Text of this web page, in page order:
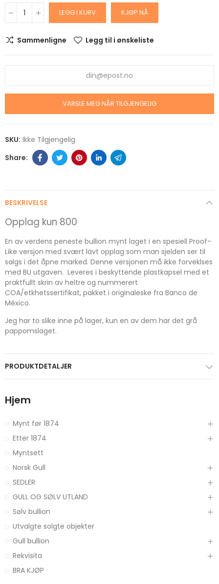
LEGG I KURV KJØP NÅ
Sammenligne Legg til i ønskeliste
VARSLE MEG NÅR TILGJENGELIG
SKU: Ikke Tilgjengelig
BESKRIVELSE
Opplag kun 800
En av verdens peneste bullion mynt laget i en spesiell Proof-
Like versjon med svært lavt opplag som man sjelden ser til
salgs i det åpne marked. Denne versjonen må ikke forveklses
med BU utgaven. Leveres i beskyttende plastkapsel med et
praktfullt skrin av heltre og nummerert
COA/etkhetssertifikat, pakket i originaleske fra Banco de
México.
Jeg har to slike inne på lager, kun en av dem har det grå
pappomslaget.
PRODUKTDETALJER
Hjem
Mynt før 1874
Etter 1874
Myntsett
Norsk Gull
SEDLER
GULL OG SØLV UTLAND
Sølv bullion
Utvalgte solgte objekter
Gull bullion
Rekvisita
BRA KJØP